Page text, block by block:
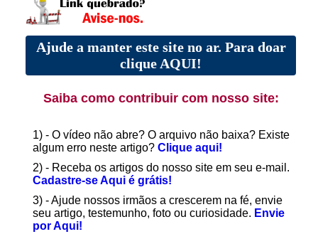
Ajude a manter este site no ar. Para doar
clique AQUI!
Saiba como contribuir com nosso site:
1) - O vídeo não abre? O arquivo não baixa? Existe
algum erro neste artigo? Clique aqui!
2) - Receba os artigos do nosso site em seu e-mail.
Cadastre-se Aqui é grátis!
3) - Ajude nossos irmãos a crescerem na fé, envie
seu artigo, testemunho, foto ou curiosidade. Envie
por Aqui!